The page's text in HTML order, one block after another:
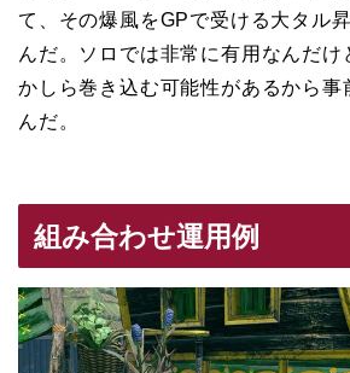
て、その爆風をGPで受ける大タル
んだ。ソロでは非常に有用なんだけ
かしら巻き込む可能性があるから事
んだ。
組み合わせ運用例